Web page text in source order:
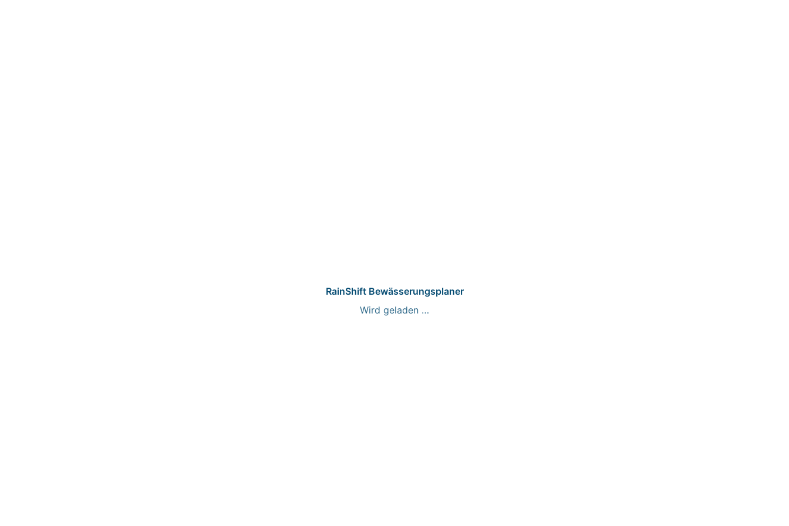
RainShift Bewässerungsplaner
Wird geladen …